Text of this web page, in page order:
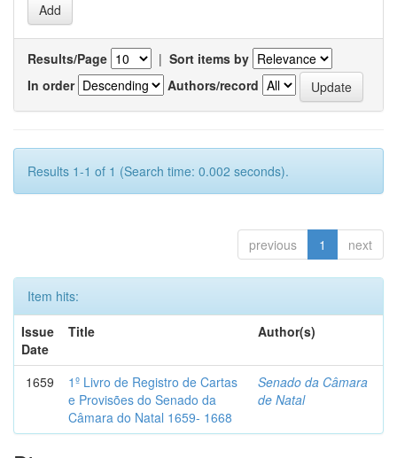
Results/Page | Sort items by
In order
Authors/record
Results 1-1 of 1 (Search time: 0.002 seconds).
previous 1 next
Item hits:
Issue
Date
Title Author(s)
1659
1º Livro de Registro de Cartas
e Provisões do Senado da
Câmara do Natal 1659- 1668
Senado da Câmara
de Natal